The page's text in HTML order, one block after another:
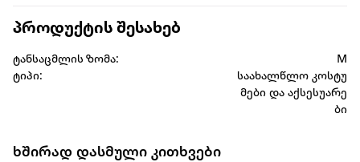
პროდუქტის შესახებ
ტანსაცმლის ზომა:
M
ტიპი:
საახალწლო კოსტუ
მები და აქსესუარე
ბი
ხშირად დასმული კითხვები